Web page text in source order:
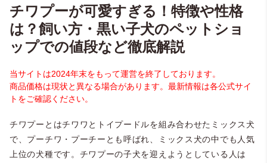
チワプーが可愛すぎる！特徴や性格
は？飼い方・黒い子犬のペットショ
ップでの値段など徹底解説
当サイトは2024年末をもって運営を終了しております。
商品価格は現状と異なる場合があります。最新情報は各公式サイ
トをご確認ください。
チワプーとはチワワとトイプードルを組み合わせたミックス犬
で、プーチワ・プーチーとも呼ばれ、ミックス犬の中でも人気
上位の犬種です。チワプーの子犬を迎えようとしている人は